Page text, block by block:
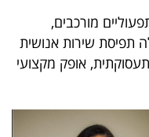
מורכבים,
תפיסת שירות אנושית
אופק מקצועי